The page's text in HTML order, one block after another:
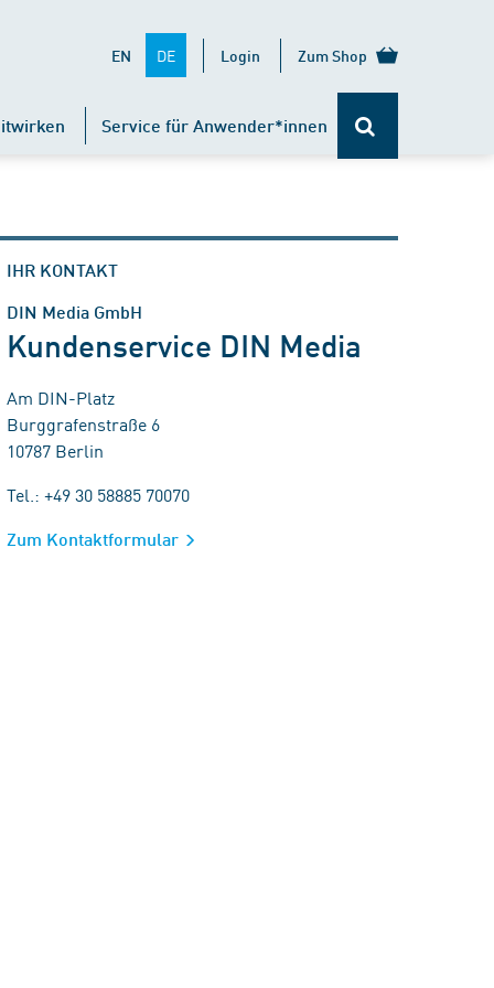
EN DE Login Zum Shop
Service für Anwender*innen
IHR KONTAKT
DIN Media GmbH
Kundenservice DIN Media
Am DIN-Platz
Burggrafenstraße 6
10787 Berlin
Tel.: +49 30 58885 70070
Zum Kontaktformular